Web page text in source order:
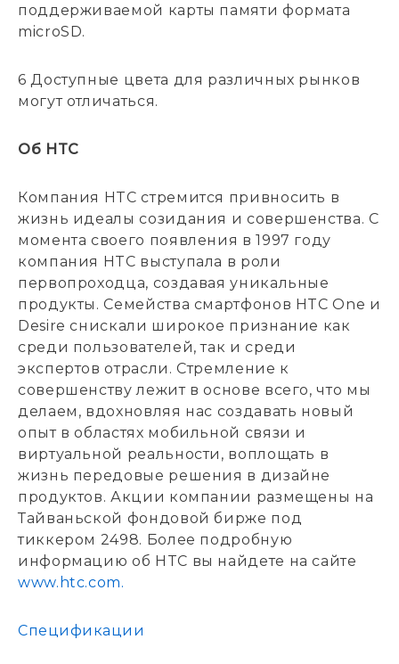
поддерживаемой карты памяти формата
microSD.
6 Доступные цвета для различных рынков
могут отличаться.
Об HTC
Компания HTC стремится привносить в
жизнь идеалы созидания и совершенства. С
момента своего появления в 1997 году
компания HTC выступала в роли
первопроходца, создавая уникальные
продукты. Семейства смартфонов HTC One и
Desire снискали широкое признание как
среди пользователей, так и среди
экспертов отрасли. Стремление к
совершенству лежит в основе всего, что мы
делаем, вдохновляя нас создавать новый
опыт в областях мобильной связи и
виртуальной реальности, воплощать в
жизнь передовые решения в дизайне
продуктов. Акции компании размещены на
Тайваньской фондовой бирже под
тиккером 2498. Более подробную
информацию об HTC вы найдете на сайте
www.htc.com.
Спецификации